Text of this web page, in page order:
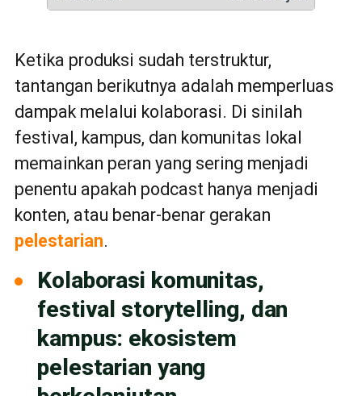
Ketika produksi sudah terstruktur,
tantangan berikutnya adalah memperluas
dampak melalui kolaborasi. Di sinilah
festival, kampus, dan komunitas lokal
memainkan peran yang sering menjadi
penentu apakah podcast hanya menjadi
konten, atau benar-benar gerakan
pelestarian.
Kolaborasi komunitas,
festival storytelling, dan
kampus: ekosistem
pelestarian yang